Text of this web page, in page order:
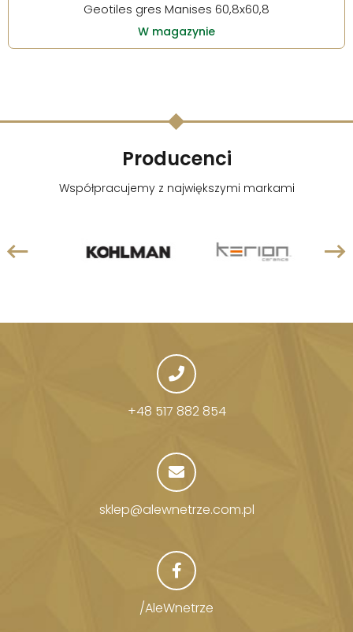
Geotiles gres Manises 60,8x60,8
W magazynie
Producenci
Współpracujemy z największymi markami
+48 517 882 854
sklep@alewnetrze.com.pl
/AleWnetrze